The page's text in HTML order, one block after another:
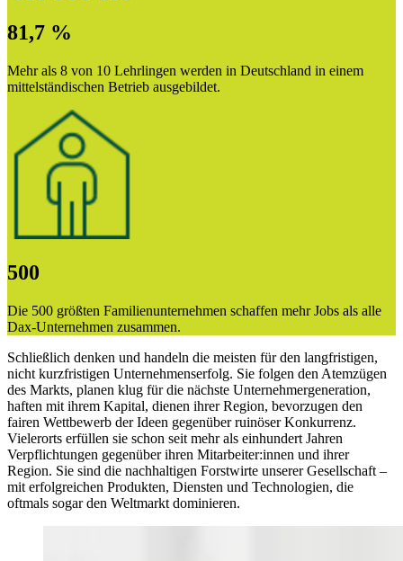
81,7 %
Mehr als 8 von 10 Lehrlingen werden in Deutschland in einem
mittelständischen Betrieb ausgebildet.
500
Die 500 größten Familienunternehmen schaffen mehr Jobs als alle
Dax-Unternehmen zusammen.
Schließlich denken und handeln die meisten für den langfristigen,
nicht kurzfristigen Unternehmenserfolg. Sie folgen den Atemzügen
des Markts, planen klug für die nächste Unternehmergeneration,
haften mit ihrem Kapital, dienen ihrer Region, bevorzugen den
fairen Wettbewerb der Ideen gegenüber ruinöser Konkurrenz.
Vielerorts erfüllen sie schon seit mehr als einhundert Jahren
Verpflichtungen gegenüber ihren Mitarbeiter:innen und ihrer
Region. Sie sind die nachhaltigen Forstwirte unserer Gesellschaft –
mit erfolgreichen Produkten, Diensten und Technologien, die
oftmals sogar den Weltmarkt dominieren.